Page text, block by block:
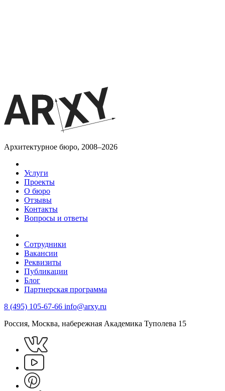
Архитектурное бюро, 2008–2026
Услуги
Проекты
О бюро
Отзывы
Контакты
Вопросы и ответы
Сотрудники
Вакансии
Реквизиты
Публикации
Блог
Партнерская программа
8 (495) 105-67-66 info@arxy.ru
Россия, Москва, набережная Академика Туполева 15